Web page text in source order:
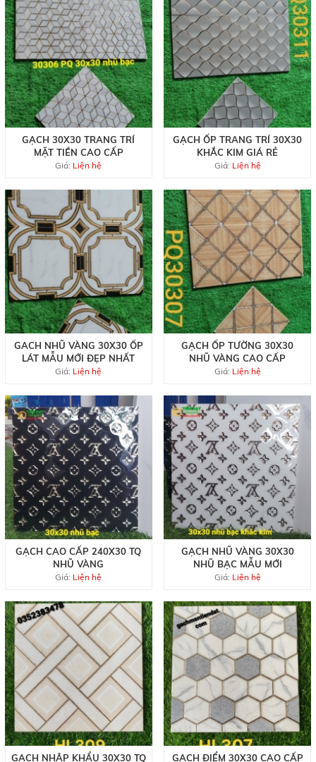
GẠCH 30X30 TRANG TRÍ
MẶT TIỀN CAO CẤP
Giá: Liện hệ
GẠCH ỐP TRANG TRÍ 30X30
KHẮC KIM GIÁ RẺ
Giá: Liện hệ
GACH NHŨ VÀNG 30X30 ỐP
LÁT MẪU MỚI ĐẸP NHẤT
Giá: Liện hệ
GẠCH ỐP TƯỜNG 30X30
NHŨ VÀNG CAO CẤP
Giá: Liện hệ
GẠCH CAO CẤP 240X30 TQ
NHŨ VÀNG
Giá: Liện hệ
GẠCH NHŨ VÀNG 30X30
NHŨ BẠC MẪU MỚI
Giá: Liện hệ
GẠCH NHẬP KHẨU 30X30 TQ GẠCH ĐIỂM 30X30 CAO CẤP